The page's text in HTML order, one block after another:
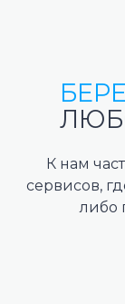
К нам
сервисов,
либо